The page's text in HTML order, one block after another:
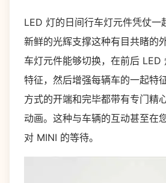
LED 灯的日间行车灯元件凭仗一
新鲜的光辉支撑这种有目共睹的
车灯元件能够切换，在前后 LED
特征，然后增强每辆车的一起特
方式的开端和完毕都带有专门精
动画。这种与车辆的互动甚至在
对 MINI 的等待。